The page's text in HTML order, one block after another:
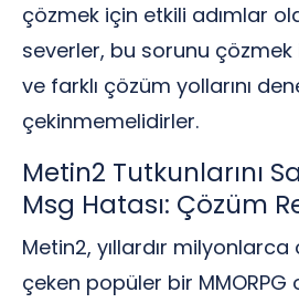
çözmek için etkili adımlar
severler, bu sorunu çözmek
ve farklı çözüm yollarını
çekinmemelidirler.
Metin2 Tutkunlarını
Msg Hatası: Çözüm
Metin2, yıllardır
çeken popüler bir MMORPG